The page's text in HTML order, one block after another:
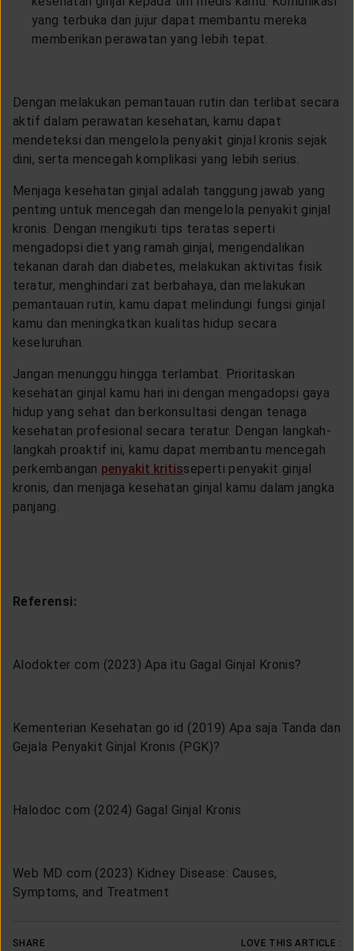
yang terbuka dan jujur dapat membantu mereka
memberikan perawatan yang lebih tepat.
Dengan melakukan pemantauan rutin dan terlibat secara
aktif dalam perawatan kesehatan, kamu dapat
mendeteksi dan mengelola penyakit ginjal kronis sejak
dini, serta mencegah komplikasi yang lebih serius.
Menjaga kesehatan ginjal adalah tanggung jawab yang
penting untuk mencegah dan mengelola penyakit ginjal
kronis. Dengan mengikuti tips teratas seperti
mengadopsi diet yang ramah ginjal, mengendalikan
tekanan darah dan diabetes, melakukan aktivitas fisik
teratur, menghindari zat berbahaya, dan melakukan
pemantauan rutin, kamu dapat melindungi fungsi ginjal
kamu dan meningkatkan kualitas hidup secara
keseluruhan.
Jangan menunggu hingga terlambat. Prioritaskan
kesehatan ginjal kamu hari ini dengan mengadopsi gaya
hidup yang sehat dan berkonsultasi dengan tenaga
kesehatan profesional secara teratur. Dengan langkah-
langkah proaktif ini, kamu dapat membantu mencegah
perkembangan penyakit kritisseperti penyakit ginjal
kronis, dan menjaga kesehatan ginjal kamu dalam jangka
panjang.
Referensi:
Alodokter com (2023) Apa itu Gagal Ginjal Kronis?
Kementerian Kesehatan go id (2019) Apa saja Tanda dan
Gejala Penyakit Ginjal Kronis (PGK)?
Halodoc com (2024) Gagal Ginjal Kronis
Web MD com (2023) Kidney Disease: Causes,
Symptoms, and Treatment
SHARE LOVE THIS ARTICLE :